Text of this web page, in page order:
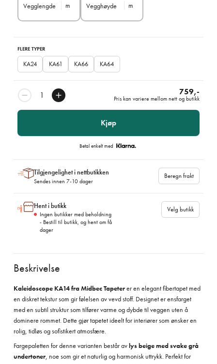
Vegglengde m Vegghøyde m
FLERE TYPER
KA24 KA61 KA66 KA64
759,-
Pris kan variere mellom nett og butikk
Kjøp
Betal enkelt med
Tilgjengelighet i nettbutikken
Sendes innen 7-10 dager
Beregn frakt
Hent i butikk
Ingen butikker med beholdning
- Bestill til butikk, og hent om få
dager
Velg butikk
Beskrivelse
Kaleidoscope KA14 fra Midbec Tapeterer en elegant fibertapet med
en diskret tekstur som gir følelsen av vevd stoff. Designet er ensfarget
med en subtil struktur som tilfører varme og dybde til veggen uten å
dominere rommet. Dette gjør tapetet ideelt for interiører som ønsker en
rolig, tidløs og sofistikert atmosfære.
Fargepaletten for denne varianten består avlys beige med svake grå
undertoner, noe som gir et naturlig og harmonisk uttrykk. Perfekt for